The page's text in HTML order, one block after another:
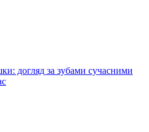
догляд за зубами сучасними